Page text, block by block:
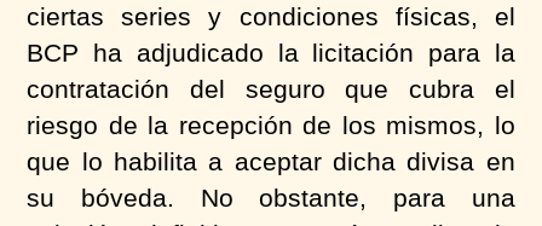
ciertas series y condiciones físicas, el
BCP ha adjudicado la licitación para la
contratación del seguro que cubra el
riesgo de la recepción de los mismos, lo
que lo habilita a aceptar dicha divisa en
su bóveda. No obstante, para una